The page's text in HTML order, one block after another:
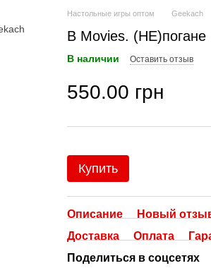
Настольные игры оптом Geekach
B Movies. (НЕ)погане
В наличии Оставить отзыв
550.00 грн
Купить
Описание
Новый
Доставка
Оплата
Поделиться в соцсетях